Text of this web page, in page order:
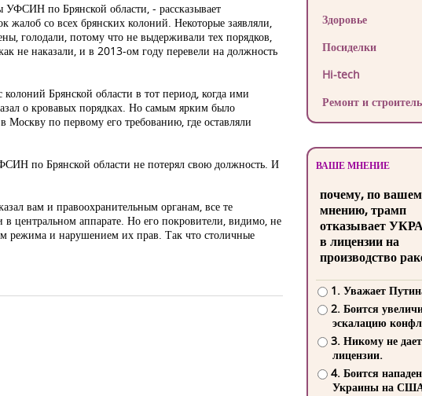
УФСИН по Брянской области, - рассказывает
со всех брянских колоний. Некоторые заявляли,
голодали, потому что не выдерживали тех порядков,
не наказали, и в 2013-ом году перевели на должность
Брянской области в тот период, когда ими
о кровавых порядках. Но самым ярким было
по первому его требованию, где оставляли
по Брянской области не потерял свою должность. И
вам и правоохранительным органам, все те
в центральном аппарате. Но его покровители, видимо, не
режима и нарушением их прав. Так что столичные
Здоровье
Посиделки
Hi-tech
Ремонт и
ВАШЕ МНЕНИЕ
почему, по
мнению, трамп
отказывает
в лицензии на
производство
1. Уважает
2. Боится
эскалацию
3. Никому не
лицензии.
4. Боится
Украины на